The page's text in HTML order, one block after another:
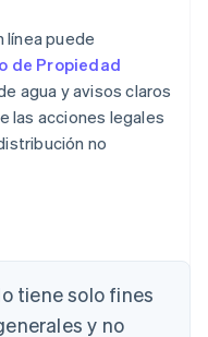
línea puede
de Propiedad
agua y avisos claros
las acciones legales
no
tiene solo fines
y no